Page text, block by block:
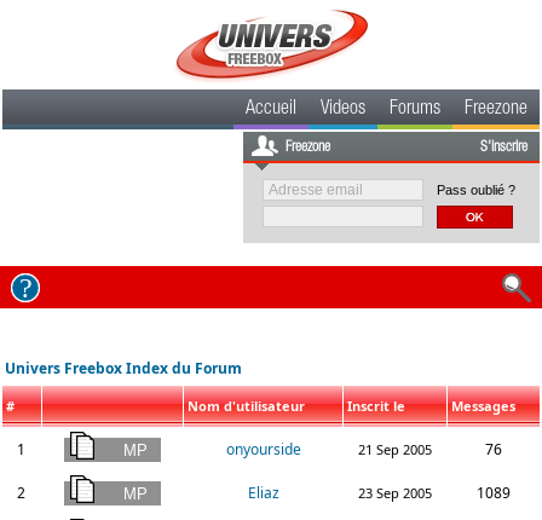
Accueil Videos Forums Freezone
Freezone S'inscrire
Pass oublié ?
Univers Freebox Index du Forum
# Nom d'utilisateur Inscrit le Messages
1 onyourside 21 Sep 2005 76
2 Eliaz 23 Sep 2005 1089